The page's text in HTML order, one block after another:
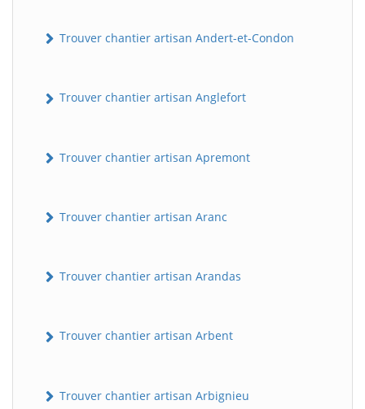
Trouver chantier artisan Andert-et-Condon
Trouver chantier artisan Anglefort
Trouver chantier artisan Apremont
Trouver chantier artisan Aranc
Trouver chantier artisan Arandas
Trouver chantier artisan Arbent
Trouver chantier artisan Arbignieu